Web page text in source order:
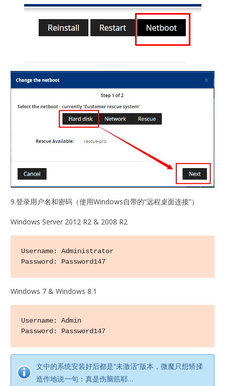
9.登录用户名和密码（使用Windows自带的“远程桌面连接”）
Windows Server 2012 R2 & 2008 R2
Username: Administrator
Password: Password147
Windows 7 & Windows 8.1
Username: Admin
Password: Password147
文中的系统安装好后都是“未激活”版本，微魔只想矫揉
造作地说一句：真是伤脑筋耶…